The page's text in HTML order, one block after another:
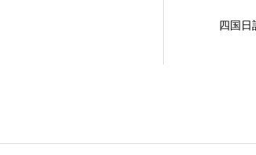
四国